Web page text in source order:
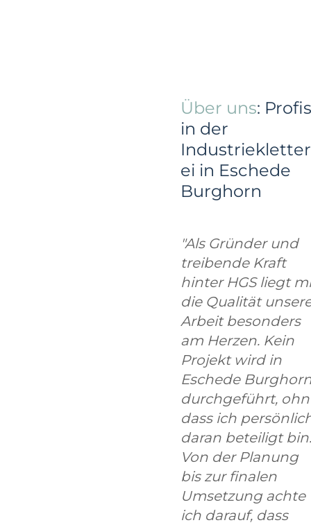
Über uns: Profis
in der
Industriekletter
ei in Eschede
Burghorn
"Als Gründer und
treibende Kraft
hinter HGS liegt
die Qualität
Arbeit besonders
am Herzen. Kein
Projekt wird in
Eschede
durchgeführt,
dass ich
daran beteiligt bin.
Von der Planung
bis zur finalen
Umsetzung achte
ich darauf, dass